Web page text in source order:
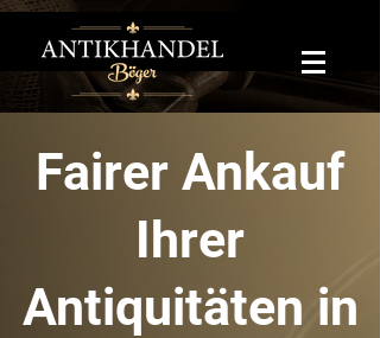
Fairer Ankauf
Ihrer
Antiquitäten in